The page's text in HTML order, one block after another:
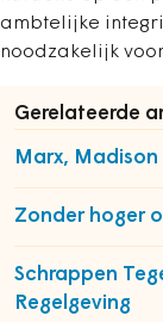
ambtelijke
noodzakelijk
Gerelateerde
Marx, Madison
Zonder hoger
Schrappen
Regelgeving